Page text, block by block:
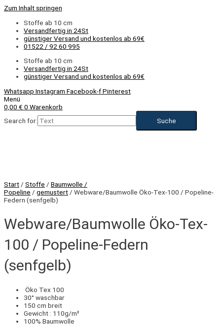
Zum Inhalt springen
Stoffe ab 10 cm
Versandfertig in 24St
günstiger Versand und kostenlos ab 69€
01522 / 92 60 995
Stoffe ab 10 cm
Versandfertig in 24St
günstiger Versand und kostenlos ab 69€
Whatsapp Instagram Facebook-fPinterest
Menü
0,00 € 0 Warenkorb
Search for:
Start / Stoffe / Baumwolle /
Popeline / gemustert / Webware/Baumwolle Öko-Tex-100 / Popeline-
Federn (senfgelb)
Webware/Baumwolle Öko-Tex-
100 / Popeline-Federn
(senfgelb)
Öko Tex 100
30° waschbar
150 cm breit
Gewicht : 110g/m²
100% Baumwolle